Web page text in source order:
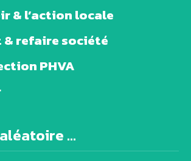
& l’action locale
& refaire société
PHVA
...